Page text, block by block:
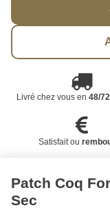
Livré chez vous en 48/
Satisfait ou
Patch Coq
Sec